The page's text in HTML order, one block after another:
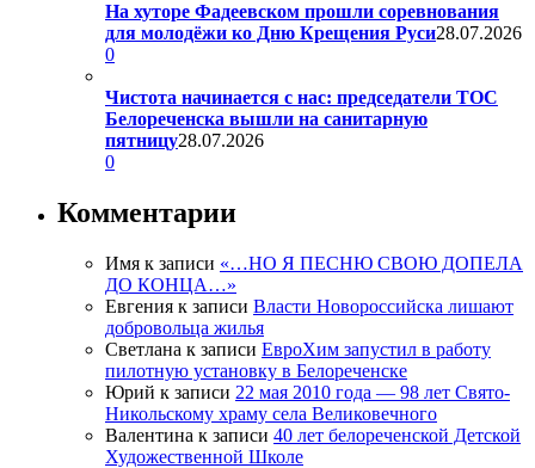
На хуторе Фадеевском прошли соревнования
для молодёжи ко Дню Крещения Руси28.07.2026
0
Чистота начинается с нас: председатели ТОС
Белореченска вышли на санитарную
пятницу28.07.2026
0
Комментарии
Имя к записи «…НО Я ПЕСНЮ СВОЮ ДОПЕЛА
ДО КОНЦА…»
Евгения к записи Власти Новороссийска лишают
добровольца жилья
Светлана к записи ЕвроХим запустил в работу
пилотную установку в Белореченске
Юрий к записи 22 мая 2010 года — 98 лет Свято-
Никольскому храму села Великовечного
Валентина к записи 40 лет белореченской Детской
Художественной Школе